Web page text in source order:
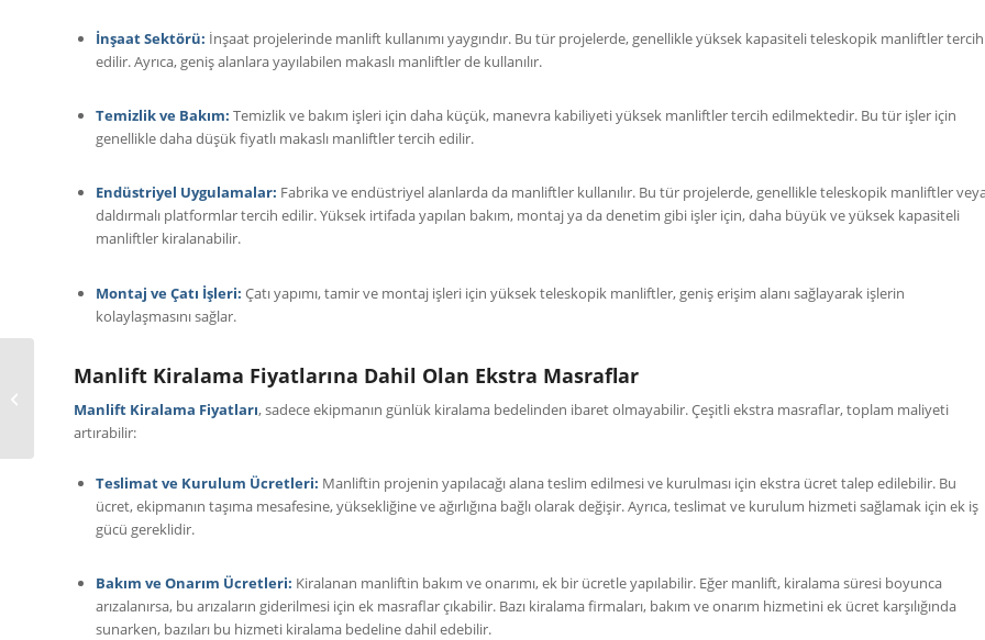
İnşaat Sektörü: İnşaat projelerinde manlift kullanımı yaygındır. Bu tür projelerde, genellikle yüksek kapasiteli teleskopik manliftler tercih
edilir. Ayrıca, geniş alanlara yayılabilen makaslı manliftler de kullanılır.
Temizlik ve Bakım: Temizlik ve bakım işleri için daha küçük, manevra kabiliyeti yüksek manliftler tercih edilmektedir. Bu tür işler için
genellikle daha düşük fiyatlı makaslı manliftler tercih edilir.
Endüstriyel Uygulamalar: Fabrika ve endüstriyel alanlarda da manliftler kullanılır. Bu tür projelerde, genellikle teleskopik manliftler
daldırmalı platformlar tercih edilir. Yüksek irtifada yapılan bakım, montaj ya da denetim gibi işler için, daha büyük ve yüksek kapasiteli
manliftler kiralanabilir.
Montaj ve Çatı İşleri: Çatı yapımı, tamir ve montaj işleri için yüksek teleskopik manliftler, geniş erişim alanı sağlayarak işlerin
kolaylaşmasını sağlar.
Manlift Kiralama Fiyatlarına Dahil Olan Ekstra Masraflar
Manlift Kiralama Fiyatları, sadece ekipmanın günlük kiralama bedelinden ibaret olmayabilir. Çeşitli ekstra masraflar, toplam maliyeti
artırabilir:
Teslimat ve Kurulum Ücretleri: Manliftin projenin yapılacağı alana teslim edilmesi ve kurulması için ekstra ücret talep edilebilir. Bu
ücret, ekipmanın taşıma mesafesine, yüksekliğine ve ağırlığına bağlı olarak değişir. Ayrıca, teslimat ve kurulum hizmeti sağlamak için ek iş
gücü gereklidir.
Bakım ve Onarım Ücretleri: Kiralanan manliftin bakım ve onarımı, ek bir ücretle yapılabilir. Eğer manlift, kiralama süresi boyunca
arızalanırsa, bu arızaların giderilmesi için ek masraflar çıkabilir. Bazı kiralama firmaları, bakım ve onarım hizmetini ek ücret karşılığında
sunarken, bazıları bu hizmeti kiralama bedeline dahil edebilir.